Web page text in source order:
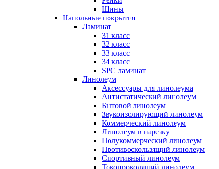
Шины
Напольные покрытия
Ламинат
31 класс
32 класс
33 класс
34 класс
SPC ламинат
Линолеум
Аксессуары для линолеума
Антистатический линолеум
Бытовой линолеум
Звукоизолирующий линолеум
Коммерческий линолеум
Линолеум в нарезку
Полукоммерческий линолеум
Противоскользящий линолеум
Спортивный линолеум
Токопроводящий линолеум